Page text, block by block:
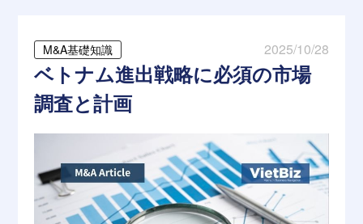
M&A基礎知識 2025/10/28
ベトナム進出戦略に必須の市場
調査と計画